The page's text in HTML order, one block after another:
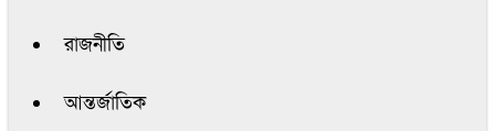
রাজনীতি
আন্তর্জাতিক